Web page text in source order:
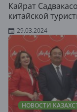
Кайрат
китайской
29.03.2024
НОВОСТИ